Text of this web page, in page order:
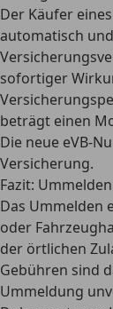
Der Käufer
automatisch
sofortiger
beträgt einen
Die neue eVB-
Versicherung.
Fazit:
Das Ummelden
oder
der örtlichen
Gebühren sind
Ummeldung